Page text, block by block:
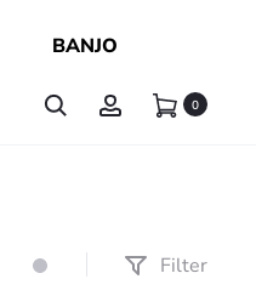
BANJO
0
Filter